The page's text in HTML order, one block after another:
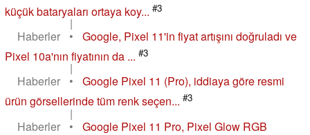
küçük bataryaları ortaya koy... #3
|
Haberler
•
Google, Pixel 11'in fiyat artışını doğruladı ve
Pixel 10a'nın fiyatının da ... #3
|
Haberler
•
Google Pixel 11 (Pro), iddiaya göre resmi
ürün görsellerinde tüm renk seçen... #3
|
Haberler
•
Google Pixel 11 Pro, Pixel Glow RGB